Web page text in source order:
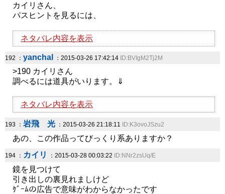
カイリさん、
パスヒントを見るには、
ネタバレ内容を表示
192 ： yanchal ：2015-03-26 17:42:14 ID:BVIgM2Tj2M
>190 カイリさん
調べるには道具がいります。⇓
ネタバレ内容を表示
193 ： 岩飛 光 ：2015-03-26 21:18:11 ID:K3ovoJSzu2
あの、この作品ってびっくり系ありますか？
194 ： カイリ ：2015-03-28 00:03:22 ID:NNr2zsUq/E
鏡を見つけて
引き出しの裏見れましけど
ｹﾞｰﾑの広告で意味がわからなかったです